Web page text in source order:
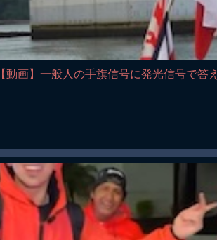
【動画】一般人の手旗信号に発光信号で答